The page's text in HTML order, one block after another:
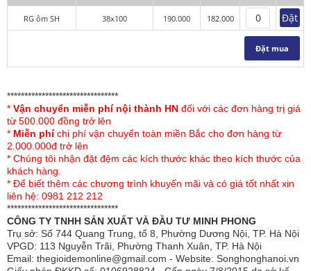
RG ôm SH 38x100 190.000 182.000 Đặt
Đặt mua
********************************
* Vận chuyển miễn phí nội thành HN đối với các đơn hàng trị giá
từ 500.000 đồng trở lên
* Miễn phíchi phí vận chuyển toàn miền Bắc cho đơn hàng từ
2.000.000đ trở lên
* Chúng tôi nhận đặt đệm các kích thước khác theo kích thước của
khách hàng.
* Để biết thêm các chương trình khuyến mãi và có giá tốt nhất xin
liên hệ: 0981 212 212
********************************
CÔNG TY TNHH SẢN XUẤT VÀ ĐẦU TƯ MINH PHONG
Trụ sở: Số 744 Quang Trung, tổ 8, Phường Dương Nội, TP. Hà Nội
VPGD: 113 Nguyễn Trãi, Phường Thanh Xuân, TP. Hà Nội
Email: thegioidemonline@gmail.com - Website: Songhonghanoi.vn